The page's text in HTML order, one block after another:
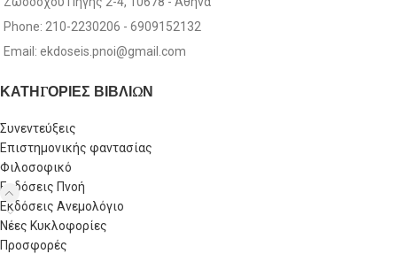
Phone: 210-2230206 - 6909152132
Email: ekdoseis.pnoi@gmail.com
ΚΑΤΗΓΟΡΙΕΣ ΒΙΒΛΙΩΝ
Συνεντεύξεις
Επιστημονικής φαντασίας
Φιλοσοφικό
Εκδόσεις Πνοή
Εκδόσεις Ανεμολόγιο
Νέες Κυκλοφορίες
Προσφορές